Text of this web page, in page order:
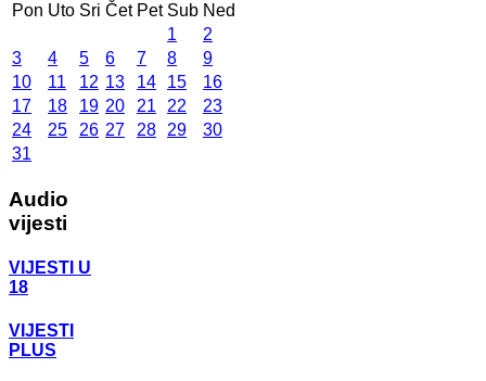
Pon Uto Sri Čet Pet Sub Ned
1
2
3
4 5 6 7 8
9
10
11 12 13 14 15
16
17
18 19 20 21 22
23
24
25 26 27 28 29
30
31
Audio
vijesti
VIJESTI U
18
VIJESTI
PLUS